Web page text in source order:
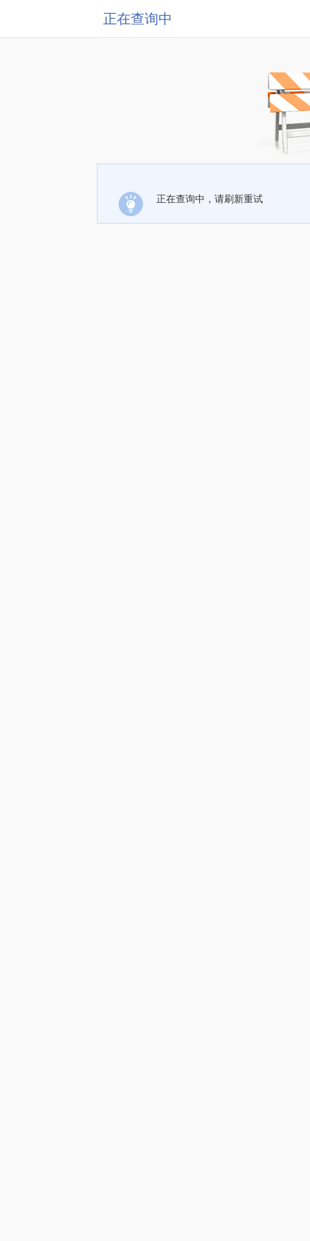
正在查询中
正在查询中，请刷新重试